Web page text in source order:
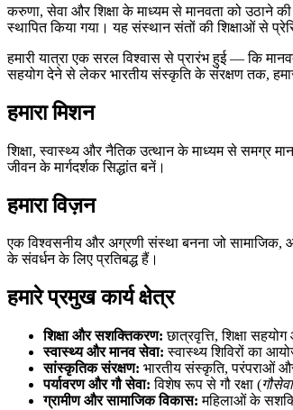
करुणा, सेवा और शिक्षा के माध्यम से मानवता को उठाने
स्थापित किया गया। यह संस्थान संतों की शिक्षाओं से
हमारी यात्रा एक सरल विश्वास से प्रारंभ हुई — कि
सहयोग देने से लेकर भारतीय संस्कृति के संरक्षण तक,
हमारा मिशन
शिक्षा, स्वास्थ्य और नैतिक उत्थान के माध्यम से समग्र
जीवन के मार्गदर्शक सिद्धांत बनें।
हमारा विज़न
एक विश्वसनीय और अग्रणी संस्था बनना जो सामाजिक,
के संवर्धन के लिए प्रतिबद्ध हैं।
हमारे प्रमुख कार्य क्षेत्र
शिक्षा और सशक्तिकरण: छात्रवृत्ति, शिक्षा
स्वास्थ्य और मानव सेवा: स्वास्थ्य शिविरों का
सांस्कृतिक संरक्षण: भारतीय संस्कृति, परंपराओं
पर्यावरण और गौ सेवा: विशेष रूप से गौ रक्षा (गौसेवा
ग्रामीण और सामाजिक विकास: महिलाओं के